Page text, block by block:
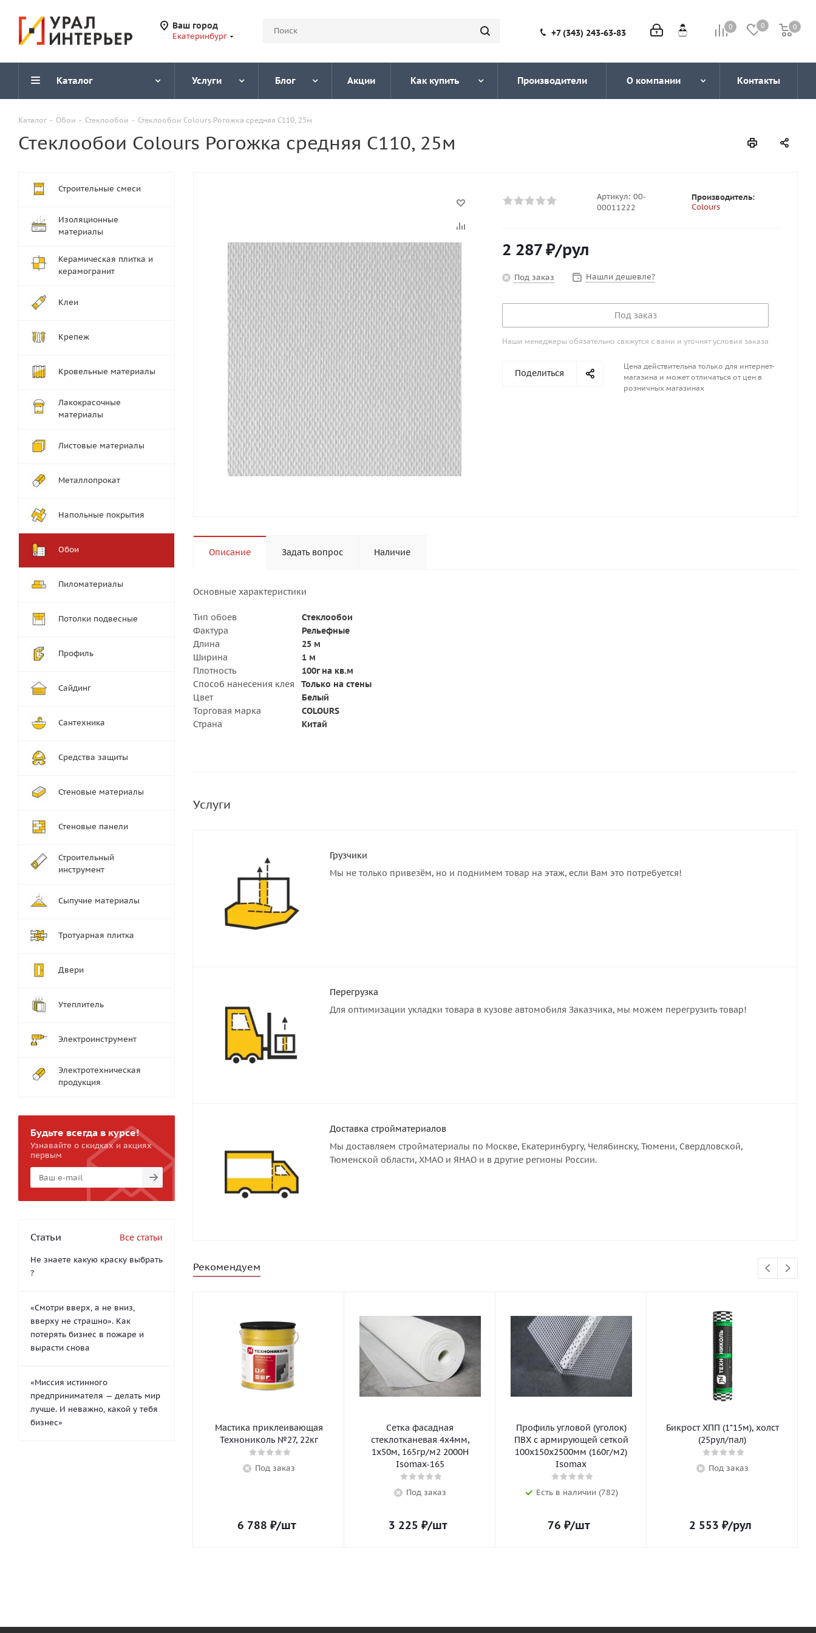
Ваш город
Екатеринбург
0 0 0
0
+7 (343) 243-63-83
Каталог Услуги Блог Акции Как купить Производители О компании Контакты
Каталог - Обои - Стеклообои - Стеклообои Colours Рогожка средняя С110, 25м
Стеклообои Colours Рогожка средняя С110, 25м
Артикул: 00-
00011222
Производитель:
Colours
2 287₽/рул
Под заказ Нашли дешевле?
Под заказ
Наши менеджеры обязательно свяжутся с вами и уточнят условия заказа
Поделиться
Цена действительна только для интернет-
магазина и может отличаться от цен в
розничных магазинах
Описание Задать вопрос Наличие
Основные характеристики
Тип обоев
Стеклообои
Фактура
Рельефные
Длина
25 м
Ширина
1 м
Плотность
100г на кв.м
Способ нанесения клея Только на стены
Цвет
Белый
Торговая марка
COLOURS
Страна
Китай
Услуги
Грузчики
Мы не только привезём, но и поднимем товар на этаж, если Вам это потребуется!
Перегрузка
Для оптимизации укладки товара в кузове автомобиля Заказчика, мы можем перегрузить товар!
Доставка стройматериалов
Мы доставляем стройматериалы по Москве, Екатеринбургу, Челябинску, Тюмени, Свердловской,
Тюменской области, ХМАО и ЯНАО и в другие регионы России.
Рекомендуем
Мастика приклеивающая
Технониколь №27, 22кг
Под заказ
6 788 ₽/шт
Сетка фасадная
стеклотканевая 4х4мм,
1х50м, 165гр/м2 2000Н
Isomax-165
Под заказ
3 225 ₽/шт
Профиль угловой (уголок)
ПВХ с армирующей сеткой
100х150х2500мм (160г/м2)
Isomax
Есть в наличии (782)
76 ₽/шт
Бикрост ХПП (1*15м), холст
(25рул/пал)
Под заказ
2 553 ₽/рул
Строительные смеси
Изоляционные
материалы
Керамическая плитка и
керамогранит
Клеи
Крепеж
Кровельные материалы
Лакокрасочные
материалы
Листовые материалы
Металлопрокат
Напольные покрытия
Обои
Пиломатериалы
Потолки подвесные
Профиль
Сайдинг
Сантехника
Средства защиты
Стеновые материалы
Стеновые панели
Строительный
инструмент
Сыпучие материалы
Тротуарная плитка
Двери
Утеплитель
Электроинструмент
Электротехническая
продукция
Будьте всегда в курсе!
Узнавайте о скидках и акциях
первым
Статьи Все статьи
Не знаете какую краску выбрать
?
«Смотри вверх, а не вниз,
вверху не страшно». Как
потерять бизнес в пожаре и
вырасти снова
«Миссия истинного
предпринимателя — делать мир
лучше. И неважно, какой у тебя
бизнес»